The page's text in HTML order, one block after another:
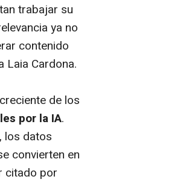
trabajar su
ya no
contenido
Laia Cardona.
de los
por la IA.
los datos
convierten en
citado por